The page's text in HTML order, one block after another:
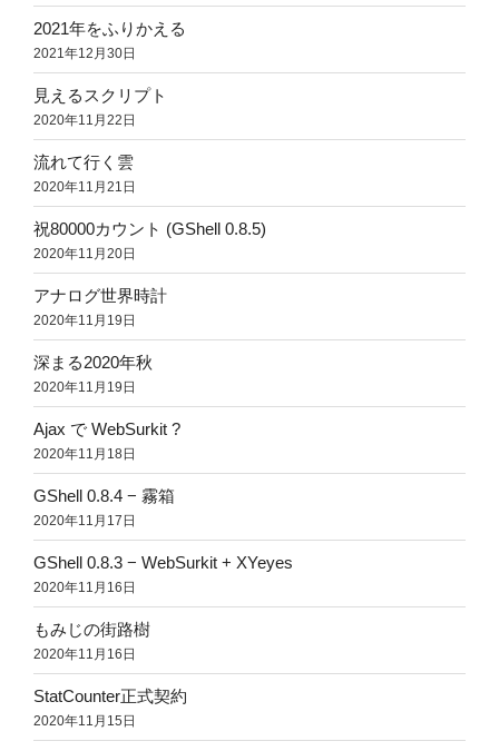
2021年をふりかえる
2021年12月30日
見えるスクリプト
2020年11月22日
流れて行く雲
2020年11月21日
祝80000カウント (GShell 0.8.5)
2020年11月20日
アナログ世界時計
2020年11月19日
深まる2020年秋
2020年11月19日
Ajax で WebSurkit ?
2020年11月18日
GShell 0.8.4 − 霧箱
2020年11月17日
GShell 0.8.3 − WebSurkit + XYeyes
2020年11月16日
もみじの街路樹
2020年11月16日
StatCounter正式契約
2020年11月15日